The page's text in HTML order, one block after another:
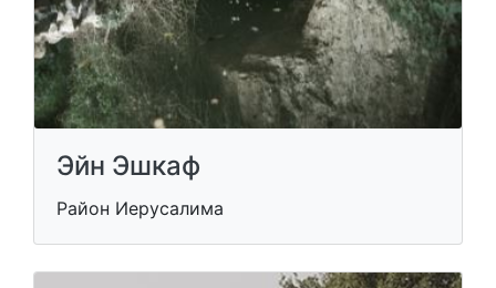
Эйн Эшкаф
Район Иерусалима